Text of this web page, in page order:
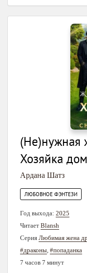
(Не)нужная
Хозяйка
Ардана Шатз
ЛЮБОВНОЕ ФЭНТЕЗИ
Год выхода: 2025
Читает Blansh
Серия Любимая жена
#драконы #попаданка
7 часов 7 минут